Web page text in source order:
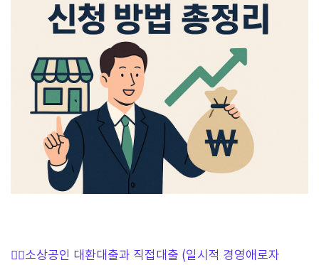
👉🏻소상공인 대환대출과 직접대출 (일시적 경영애로자